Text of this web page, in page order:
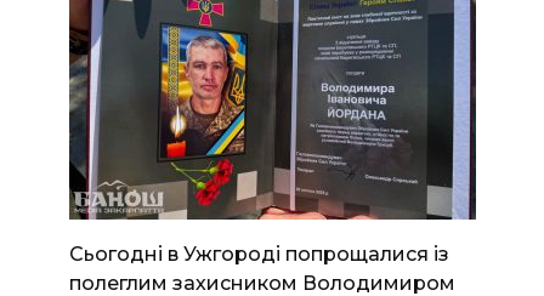
Сьогодні в Ужгороді попрощалися із
полеглим захисником Володимиром